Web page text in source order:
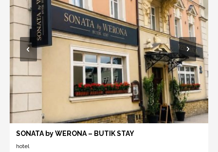
SONATA by WERONA – BUTIK STAY
hotel